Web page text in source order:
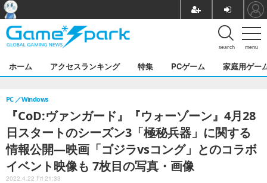
menu
search
ホーム アクセスランキング 特集 PCゲーム 家庭用ゲー
『CoD:ヴァンガード』『ウォーゾーン』4月28
日スタートのシーズン3「極秘兵器」に関する
情報公開―映画「ゴジラvsコング」とのコラボ
イベント映像も 7枚目の写真・画像
PC Windows
2022.4.22 Fri 21:33